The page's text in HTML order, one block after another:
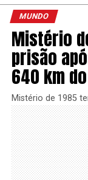
MUNDO
Mistério
prisão
640 km
Mistério de 1985